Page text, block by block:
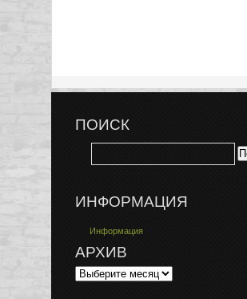
ПОИСК
ИНФОРМАЦИЯ
Информация
АРХИВ